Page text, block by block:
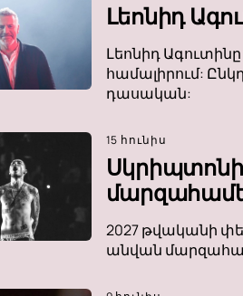
Լեոնիդ
Լեոնիդ
համալիրում:
դասական:
15 հունիս
2027 թվականի
անվան